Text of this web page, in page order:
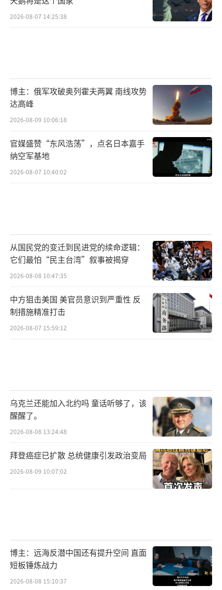
2026-08-07 14:25:38
博主：俄军攻破奥列霍夫两翼 南线攻势
达高峰
2026-08-09 10:06:18
官媒盛赞“东风浩荡”，点名日本嘉手
纳空军基地
2026-08-07 10:40:02
从国民党的变迁到民进党的续命逻辑：
它们最怕“民主台湾”叙事被揭穿
2026-08-08 10:47:35
中方狙击美国 美官员意识到严重性 反
制措施精准打击
2026-08-07 15:59:12
乌克兰还能加入北约吗 童话听够了，该
醒醒了。
2026-08-08 13:24:48
拜登癌症已扩散 总统健康引发政治变局
2026-08-09 10:07:02
博主：远海反潜中国还有提升空间 直面
短板锤炼战力
2026-08-08 15:10:37